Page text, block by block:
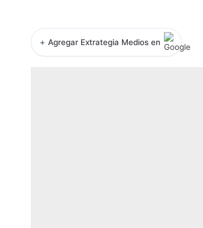
+ Agregar Extrategia Medios en